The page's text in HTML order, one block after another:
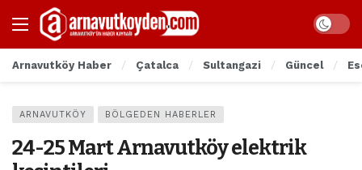
Arnavutköy Haber Çatalca Sultangazi Güncel
ARNAVUTKÖY BÖLGEDEN HABERLER
24-25 Mart Arnavutköy elektrik